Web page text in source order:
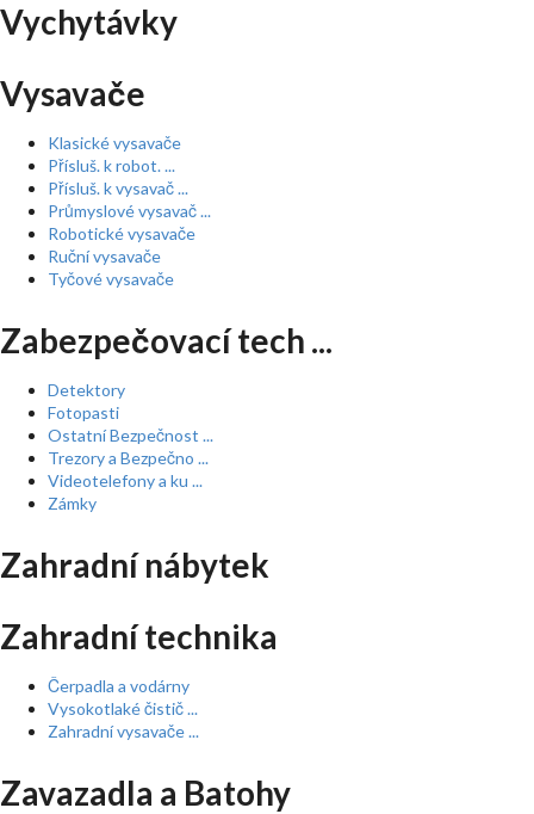
Vychytávky
Vysavače
Klasické vysavače
Přísluš. k robot. ...
Přísluš. k vysavač ...
Průmyslové vysavač ...
Robotické vysavače
Ruční vysavače
Tyčové vysavače
Zabezpečovací tech ...
Detektory
Fotopasti
Ostatní Bezpečnost ...
Trezory a Bezpečno ...
Videotelefony a ku ...
Zámky
Zahradní nábytek
Zahradní technika
Čerpadla a vodárny
Vysokotlaké čistič ...
Zahradní vysavače ...
Zavazadla a Batohy